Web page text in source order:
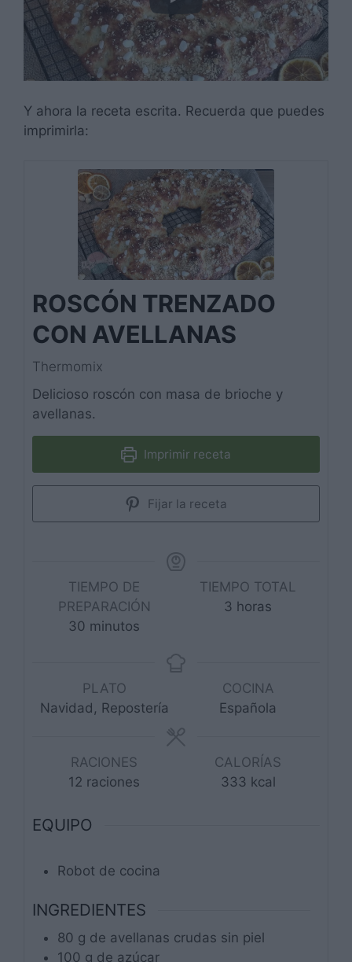
Y ahora la receta escrita. Recuerda que puedes
imprimirla:
ROSCÓN TRENZADO
CON AVELLANAS
Thermomix
Delicioso roscón con masa de brioche y
avellanas.
Imprimir receta
Fijar la receta
TIEMPO DE
PREPARACIÓN
30 minutos
minutos
TIEMPO TOTAL
3 horas
horas
PLATO
Navidad, Repostería
COCINA
Española
RACIONES
12 raciones
CALORÍAS
333 kcal
EQUIPO
Robot de cocina
INGREDIENTES
80 g de avellanas crudas sin piel
100 g de azúcar